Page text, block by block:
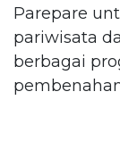
Parepare
pariwisata
berbagai